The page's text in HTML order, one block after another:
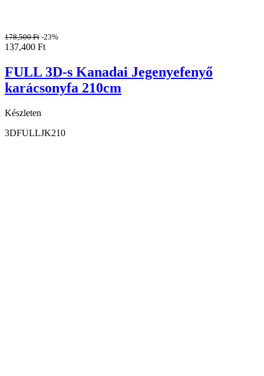
178,500Ft -23%
137,400 Ft
FULL 3D-s Kanadai Jegenyefenyő
karácsonyfa 210cm
Készleten
3DFULLJK210